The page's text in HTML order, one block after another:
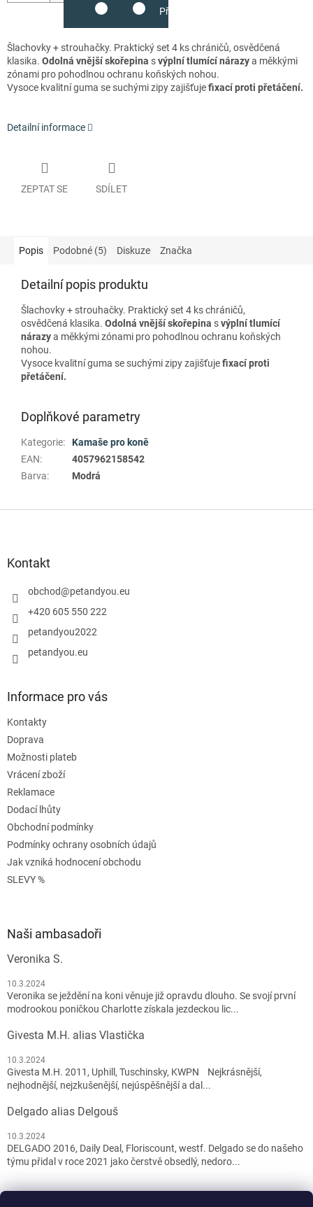
Přidat do košíku
Šlachovky + strouhačky. Praktický set 4 ks chráničů, osvědčená
klasika. Odolná vnější skořepina svýplní tlumící nárazya měkkými
zónami pro pohodlnou ochranu koňských nohou.
Vysoce kvalitní guma se suchými zipy zajišťujefixací proti přetáčení.
Detailní informace
ZEPTAT SE SDÍLET
Popis Podobné (5) Diskuze Značka
Detailní popis produktu
Šlachovky + strouhačky. Praktický set 4 ks chráničů,
osvědčená klasika. Odolná vnější skořepina svýplní tlumící
nárazya měkkými zónami pro pohodlnou ochranu koňských
nohou.
Vysoce kvalitní guma se suchými zipy zajišťujefixací proti
přetáčení.
Doplňkové parametry
Kategorie:
Kamaše pro koně
EAN:
4057962158542
Barva: Modrá
Kontakt
obchod@petandyou.eu
+420 605 550 222
petandyou2022
petandyou.eu
Informace pro vás
Kontakty
Doprava
Možnosti plateb
Vrácení zboží
Reklamace
Dodací lhůty
Obchodní podmínky
Podmínky ochrany osobních údajů
Jak vzniká hodnocení obchodu
SLEVY %
Naši ambasadoři
Veronika S.
10.3.2024
Veronika se ježdění na koni věnuje již opravdu dlouho. Se svojí první
modrookou poničkou Charlotte získala jezdeckou lic...
Givesta M.H. alias Vlastička
10.3.2024
Givesta M.H. 2011, Uphill, Tuschinsky, KWPN Nejkrásnější,
nejhodnější, nejzkušenější, nejúspěšnější a dal...
Delgado alias Delgouš
10.3.2024
DELGADO 2016, Daily Deal, Floriscount, westf. Delgado se do našeho
týmu přidal v roce 2021 jako čerstvě obsedlý, nedoro...